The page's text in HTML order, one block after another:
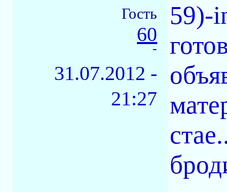
Гость
60
-
31.07.2012 -
21:27
59)-